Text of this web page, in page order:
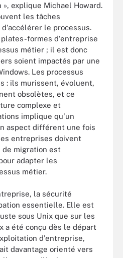
explique Michael Howard.
les tâches
le processus.
formes d'entreprise
métier ; il est donc
soient impactés par une
Les processus
: ils murissent, évoluent,
obsolètes, et ce
complexe et
implique qu'un
aspect différent une fois
entreprises doivent
migration est
adapter les
métier.
la sécurité
essentielle. Elle est
sous Unix que sur les
a été conçu dès le départ
d'entreprise,
davantage orienté vers